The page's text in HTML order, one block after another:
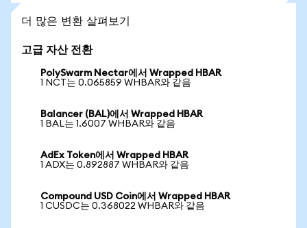
더 많은 변환 살펴보기
고급 자산 전환
PolySwarm Nectar에서 Wrapped HBAR
1 NCT는 0.065859 WHBAR와 같음
Balancer (BAL)에서 Wrapped HBAR
1 BAL는 1.6007 WHBAR와 같음
AdEx Token에서 Wrapped HBAR
1 ADX는 0.892887 WHBAR와 같음
Compound USD Coin에서 Wrapped HBAR
1 CUSDC는 0.368022 WHBAR와 같음